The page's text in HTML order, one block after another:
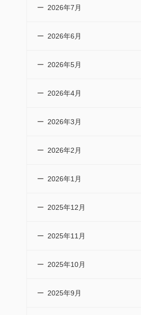
2026年7月
2026年6月
2026年5月
2026年4月
2026年3月
2026年2月
2026年1月
2025年12月
2025年11月
2025年10月
2025年9月